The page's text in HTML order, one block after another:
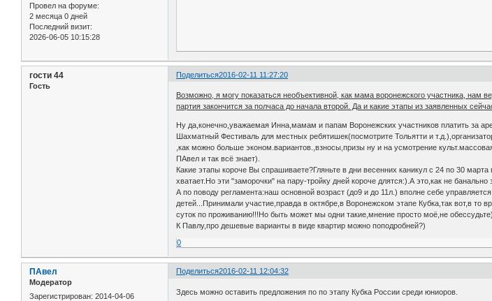
Провел на форуме:
2 месяца 0 дней
Последний визит:
2026-06-05 10:15:28
Поделиться2016-02-11 11:27:20
гости 44
Гость
Возможно, я могу показаться необъективной, как мама воронежского участника, нам
партия закончится за полчаса до начала второй. Да и какие этапы из заявленных
Ну да,конечно,уважаемая Инна,мамам и папам Воронежских участников платить за
Шахматный Фестиваль для местных ребятишек(посмотрите Тольятти и
,как можно больше эконом.вариантов.,взносы,призы ну и на усмотрение
ПАвел и так всё знает).
Какие этапы короче Вы спрашиваете?Гляньте в дни весенних каникул с 24 по 30
хватает.Но эти "заморочки" на пару-тройку дней короче длятся:).А это,как не банально
А по поводу регламента:наш основной возраст (до9 и до 11л.) вполне себе
детей...Принимали участие,правда в октябре,в Воронежском этапе Кубка,так вот,в
суток по проживанию!!!Но быть может мы одни такие,мнение просто моё,не
К Павлу,про дешевые варианты в виде квартир можно поподробней?)
0
Поделиться2016-02-11 12:04:32
ПАвел
Модератор
Зарегистрирован: 2014-04-06
Здесь можно оставить предложения по по этапу Кубка России среди юниоров.